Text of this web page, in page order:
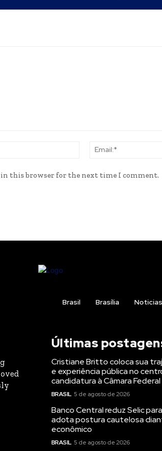
Name:*
in this browser for the next time I comment.
Brasil Brasília Noticias
Últimas
Cristiane Britto coloca sua
e experiência pública no
candidatura à Câmara Federal
BRASIL 5 de agosto de 2026
Banco Central reduz Selic
adota postura cautelosa
econômico
BRASIL 5 de agosto de 2026